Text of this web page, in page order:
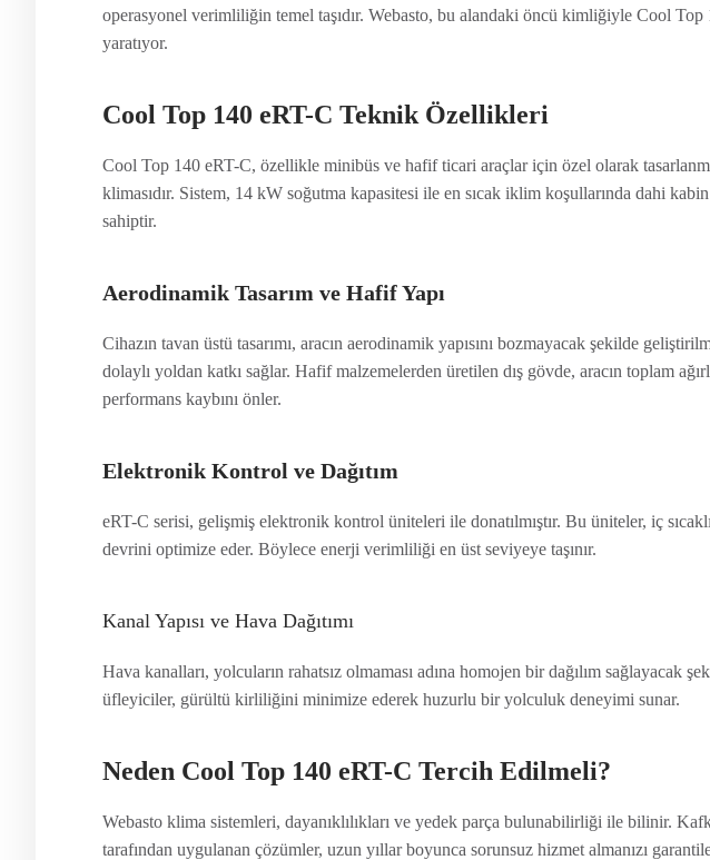
operasyonel verimliliğin temel taşıdır. Webasto, bu alandaki öncü kimliğiyle Cool
yaratıyor.
Cool Top 140 eRT-C Teknik Özellikleri
Cool Top 140 eRT-C, özellikle minibüs ve hafif ticari araçlar için özel olarak
klimasıdır. Sistem, 14 kW soğutma kapasitesi ile en sıcak iklim koşullarında dahi
sahiptir.
Aerodinamik Tasarım ve Hafif Yapı
Cihazın tavan üstü tasarımı, aracın aerodinamik yapısını bozmayacak şekilde
dolaylı yoldan katkı sağlar. Hafif malzemelerden üretilen dış gövde, aracın toplam
performans kaybını önler.
Elektronik Kontrol ve Dağıtım
eRT-C serisi, gelişmiş elektronik kontrol üniteleri ile donatılmıştır. Bu üniteler, iç
devrini optimize eder. Böylece enerji verimliliği en üst seviyeye taşınır.
Kanal Yapısı ve Hava Dağıtımı
Hava kanalları, yolcuların rahatsız olmaması adına homojen bir dağılım sağlayacak
üfleyiciler, gürültü kirliliğini minimize ederek huzurlu bir yolculuk deneyimi sunar.
Neden Cool Top 140 eRT-C Tercih Edilmeli?
Webasto klima sistemleri, dayanıklılıkları ve yedek parça bulunabilirliği ile bilinir.
tarafından uygulanan çözümler, uzun yıllar boyunca sorunsuz hizmet almanızı